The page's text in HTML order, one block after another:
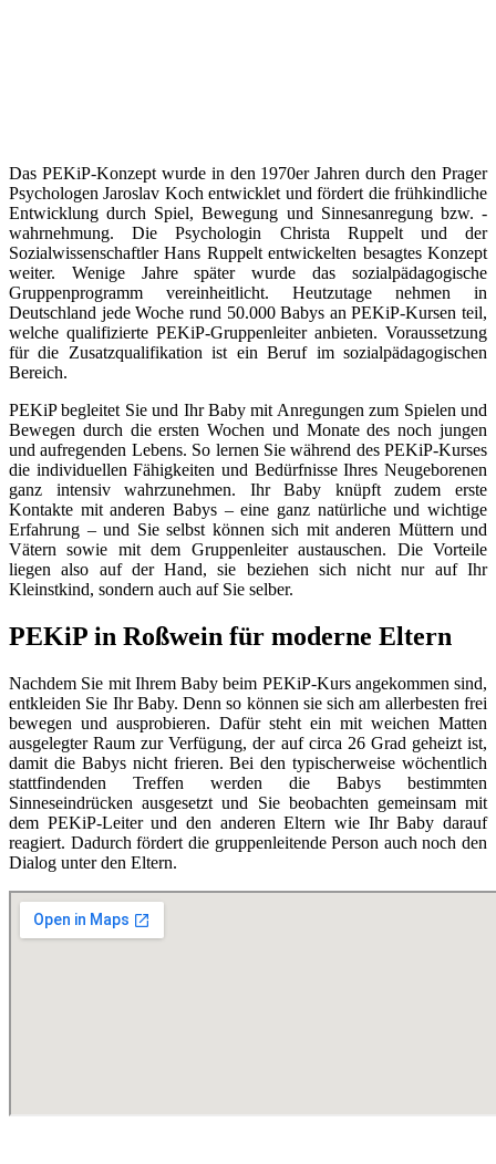
Das PEKiP-Konzept wurde in den 1970er Jahren durch den Prager
Psychologen Jaroslav Koch entwicklet und fördert die frühkindliche
Entwicklung durch Spiel, Bewegung und Sinnesanregung bzw. -
wahrnehmung. Die Psychologin Christa Ruppelt und der
Sozialwissenschaftler Hans Ruppelt entwickelten besagtes Konzept
weiter. Wenige Jahre später wurde das sozialpädagogische
Gruppenprogramm vereinheitlicht. Heutzutage nehmen in
Deutschland jede Woche rund 50.000 Babys an PEKiP-Kursen teil,
welche qualifizierte PEKiP-Gruppenleiter anbieten. Voraussetzung
für die Zusatzqualifikation ist ein Beruf im sozialpädagogischen
Bereich.
PEKiP begleitet Sie und Ihr Baby mit Anregungen zum Spielen und
Bewegen durch die ersten Wochen und Monate des noch jungen
und aufregenden Lebens. So lernen Sie während des PEKiP-Kurses
die individuellen Fähigkeiten und Bedürfnisse Ihres Neugeborenen
ganz intensiv wahrzunehmen. Ihr Baby knüpft zudem erste
Kontakte mit anderen Babys – eine ganz natürliche und wichtige
Erfahrung – und Sie selbst können sich mit anderen Müttern und
Vätern sowie mit dem Gruppenleiter austauschen. Die Vorteile
liegen also auf der Hand, sie beziehen sich nicht nur auf Ihr
Kleinstkind, sondern auch auf Sie selber.
PEKiP in Roßwein für moderne Eltern
Nachdem Sie mit Ihrem Baby beim PEKiP-Kurs angekommen sind,
entkleiden Sie Ihr Baby. Denn so können sie sich am allerbesten frei
bewegen und ausprobieren. Dafür steht ein mit weichen Matten
ausgelegter Raum zur Verfügung, der auf circa 26 Grad geheizt ist,
damit die Babys nicht frieren. Bei den typischerweise wöchentlich
stattfindenden Treffen werden die Babys bestimmten
Sinneseindrücken ausgesetzt und Sie beobachten gemeinsam mit
dem PEKiP-Leiter und den anderen Eltern wie Ihr Baby darauf
reagiert. Dadurch fördert die gruppenleitende Person auch noch den
Dialog unter den Eltern.